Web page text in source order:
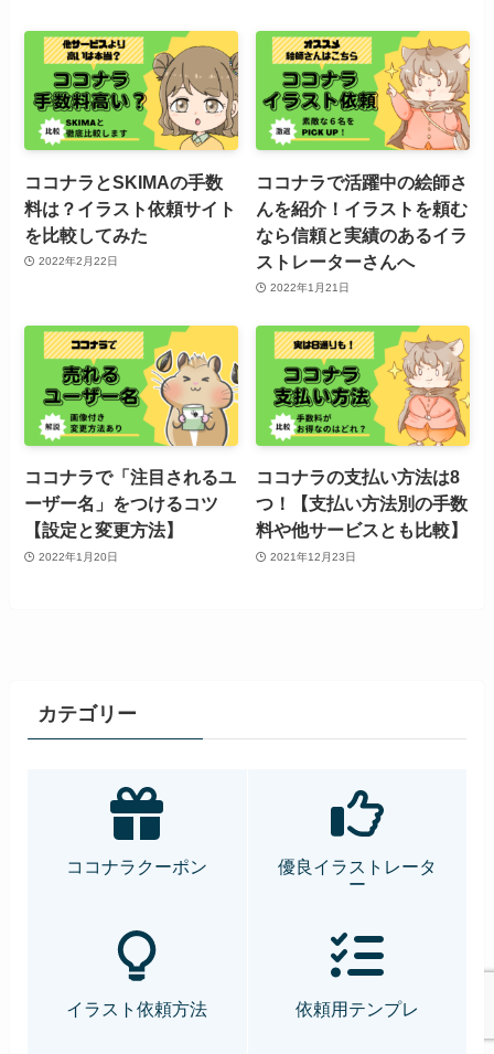
ココナラとSKIMAの手数
料は？イラスト依頼サイト
を比較してみた
2022年2月22日
ココナラで活躍中の絵師さ
んを紹介！イラストを頼む
なら信頼と実績のあるイラ
ストレーターさんへ
2022年1月21日
ココナラで「注目されるユ
ーザー名」をつけるコツ
【設定と変更方法】
2022年1月20日
ココナラの支払い方法は8
つ！【支払い方法別の手数
料や他サービスとも比較】
2021年12月23日
カテゴリー
ココナラクーポン
優良イラストレータ
ー
イラスト依頼方法 依頼用テンプレ